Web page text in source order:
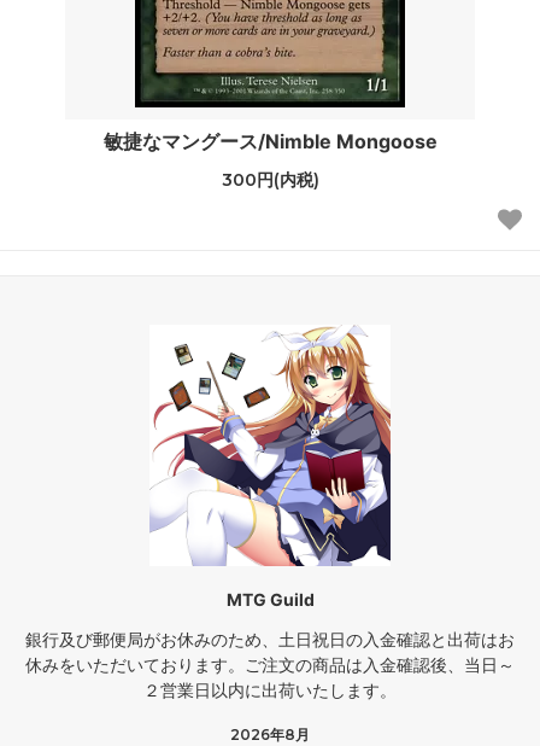
敏捷なマングース/Nimble Mongoose
300円(内税)
MTG Guild
銀行及び郵便局がお休みのため、土日祝日の入金確認と出荷はお
休みをいただいております。ご注文の商品は入金確認後、当日～
２営業日以内に出荷いたします。
2026年8月